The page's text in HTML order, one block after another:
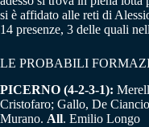
si è affidato alle reti di
14 presenze, 3 delle quali
LE PROBABILI
PICERNO (4-2-3-1):
Cristofaro; Gallo, De
Murano. All. Emilio Longo